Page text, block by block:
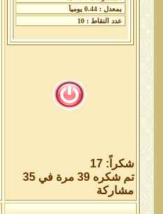
شكراً: 17
تم شكره 39 مرة في 35
مشاركة